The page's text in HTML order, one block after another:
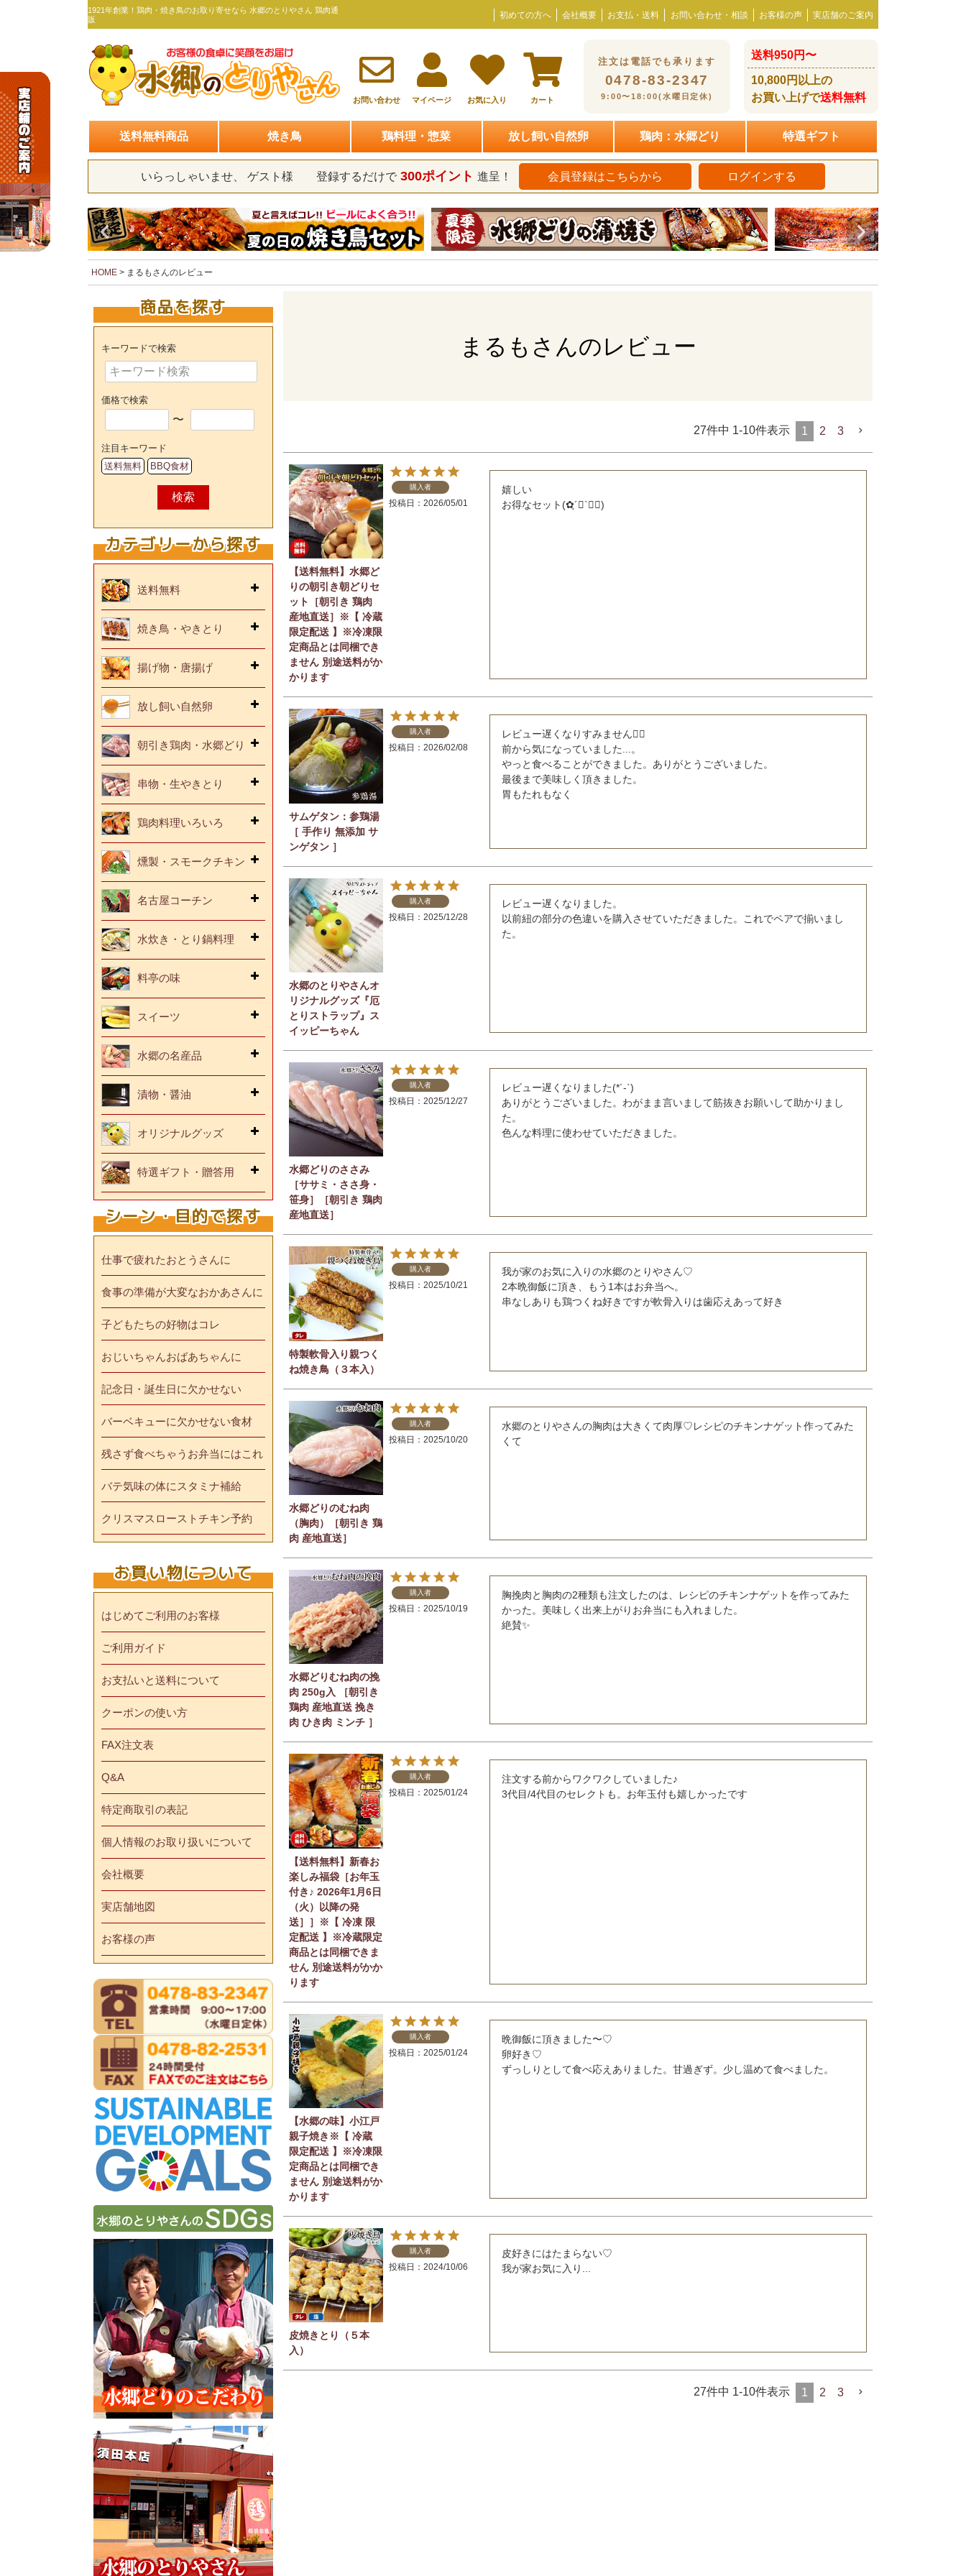
1921年創業！鶏肉・焼き鳥のお取り寄せなら 水郷のとりやさん 鶏肉通
販
初めての方へ 会社概要 お支払・送料 お問い合わせ・相談 お客様の声 実店舗のご案内
お問い合わせ マイページ お気に入り カート
注文は電話でも承ります
0478-83-2347
9:00〜18:00(水曜日定休)
送料950円〜
10,800円以上の
お買い上げで送料無料
送料無料商品 焼き鳥 鶏料理・惣菜 放し飼い自然卵 鶏肉：水郷どり 特選ギフト
いらっしゃいませ、 ゲスト様 登録するだけで 300ポイント 進呈！ 会員登録はこちらから ログインする
HOME まるもさんのレビュー
商品を探す
キーワードで検索
価格で検索
〜
注目キーワード
送料無料
BBQ食材
検索
カテゴリーから探す
送料無料
焼き鳥・やきとり
揚げ物・唐揚げ
放し飼い自然卵
朝引き鶏肉・水郷どり
串物・生やきとり
鶏肉料理いろいろ
燻製・スモークチキン
名古屋コーチン
水炊き・とり鍋料理
料亭の味
スイーツ
水郷の名産品
漬物・醤油
オリジナルグッズ
特選ギフト・贈答用
シーン・目的で探す
仕事で疲れたおとうさんに
食事の準備が大変なおかあさんに
子どもたちの好物はコレ
おじいちゃんおばあちゃんに
記念日・誕生日に欠かせない
バーベキューに欠かせない食材
残さず食べちゃうお弁当にはこれ
バテ気味の体にスタミナ補給
クリスマスローストチキン予約
お買い物について
はじめてご利用のお客様
ご利用ガイド
お支払いと送料について
クーポンの使い方
FAX注文表
Q&A
特定商取引の表記
個人情報のお取り扱いについて
会社概要
実店舗地図
お客様の声
まるもさんのレビュー
27件中 1-10件表示 1 2 3
【送料無料】水郷ど
りの朝引き朝どりセ
ット［朝引き 鶏肉
産地直送］※【 冷蔵
限定配送 】※冷凍限
定商品とは同梱でき
ません 別途送料がか
かります
購入者
投稿日 2026/05/01
嬉しい
サムゲタン：参鶏湯
［ 手作り 無添加 サ
ンゲタン ］
購入者
投稿日 2026/02/08
レビュー遅くなりすみません🙇‍♀️
前から気になっていました...。
やっと食べることができました。ありがとうございました。
最後まで美味しく頂きました。
胃もたれもなく
水郷のとりやさんオ
リジナルグッズ『厄
とりストラップ』ス
イッピーちゃん
購入者
投稿日 2025/12/28
レビュー遅くなりました。
以前紐の部分の色違いを購入させていただきました。これでペアで揃いまし
水郷どりのささみ
［ササミ・ささ身・
笹身］［朝引き 鶏肉
産地直送］
購入者
投稿日 2025/12/27
レビュー遅くなりました(*´-`)
ありがとうございました。わがまま言いまして筋抜きお願いして助かりまし
た。
特製軟骨入り親つく
ね焼き鳥（３本入）
購入者
投稿日 2025/10/21
我が家のお気に入りの水郷のとりやさん♡
2本晩御飯に頂き、もう1本はお弁当へ。
水郷どりのむね肉
（胸肉）［朝引き 鶏
肉 産地直送］
購入者
投稿日 2025/10/20
水郷のとりやさんの胸肉は大きくて肉厚♡レシピのチキンナゲット作ってみた
くて
水郷どりむね肉の挽
肉 250g入 ［朝引き
鶏肉 産地直送 挽き
肉 ひき肉 ミンチ ］
購入者
投稿日 2025/10/19
胸挽肉と胸肉の2種類も注文したのは、レシピのチキンナゲットを作ってみた
かった。美味しく出来上がりお弁当にも入れました。
絶賛✨
【送料無料】新春お
楽しみ福袋［お年玉
付き♪ 2026年1月6日
（火）以降の発
送］］※【 冷凍 限
定配送 】※冷蔵限定
商品とは同梱できま
せん 別途送料がかか
ります
購入者
投稿日 2025/01/24
注文する前からワクワクしていました♪
3代目/4代目のセレクトも。お年玉付も嬉しかったです
【水郷の味】小江戸
親子焼き※【 冷蔵
限定配送 】※冷凍限
定商品とは同梱でき
ません 別途送料がか
かります
購入者
投稿日 2025/01/24
晩御飯に頂きました〜♡
卵好き♡
ずっしりとして食べ応えありました。甘過ぎず。少し温めて食べました。
皮焼きとり（５本
入）
購入者
投稿日 2024/10/06
皮好きにはたまらない♡
我が家お気に入り...
27件中 1-10件表示 1 2 3